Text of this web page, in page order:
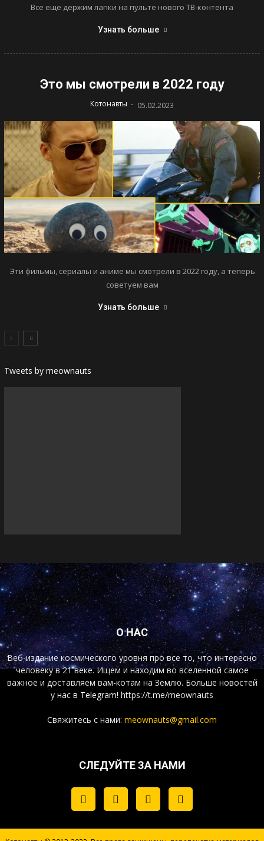
Все еще держим лапки на пульте нового ТВ-контента
Узнать больше
Это мы смотрели в 2022 году
Котонавты - 05.02.2023
Эти фильмы, сериалы и аниме мы смотрели в 2022 году, а теперь
советуем вам
Узнать больше
Tweets by meownauts
О НАС
Веб-издание космического уровня про все то, что интересно
человеку в 21 веке. Ищем и находим во вселенной самое
важное и доставляем вам-котам на Землю. Больше новостей
у нас в Telegram! https://t.me/meownauts
Свяжитесь с нами: meownauts@gmail.com
СЛЕДУЙТЕ ЗА НАМИ